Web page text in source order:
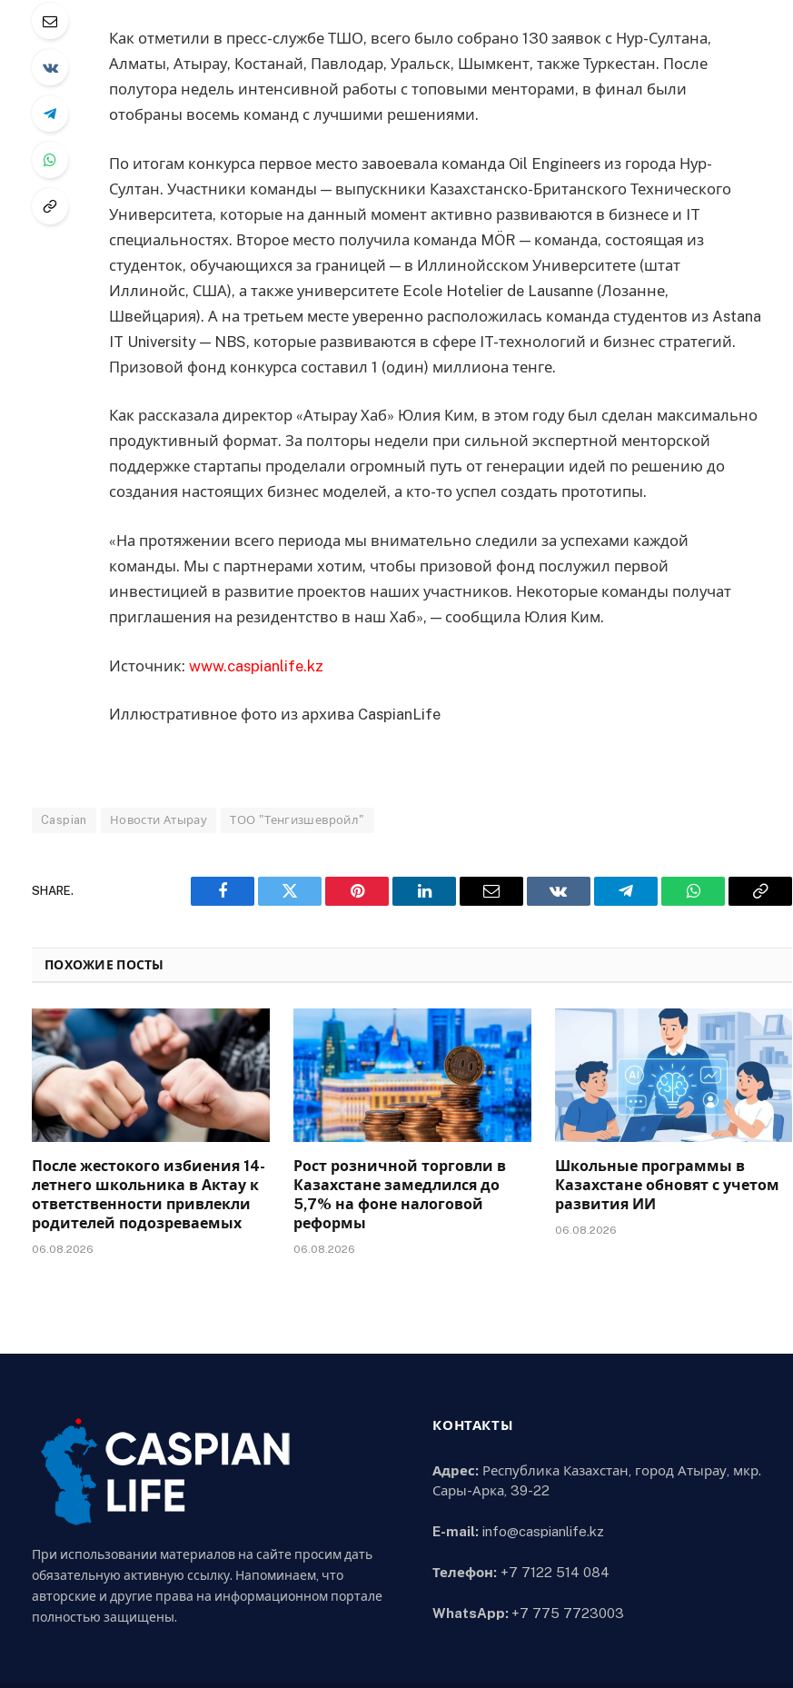
Как отметили в пресс-службе ТШО, всего было собрано 130 заявок с Нур-Султана,
Алматы, Атырау, Костанай, Павлодар, Уральск, Шымкент, также Туркестан. После
полутора недель интенсивной работы с топовыми менторами, в финал были
отобраны восемь команд с лучшими решениями.
По итогам конкурса первое место завоевала команда Oil Engineers из города Нур-
Султан. Участники команды — выпускники Казахстанско-Британского Технического
Университета, которые на данный момент активно развиваются в бизнесе и IT
специальностях. Второе место получила команда MÖR — команда, состоящая из
студенток, обучающихся за границей — в Иллинойсском Университете (штат
Иллинойс, США), а также университете Ecole Hotelier de Lausanne (Лозанне,
Швейцария). А на третьем месте уверенно расположилась команда студентов из Astana
IT University — NBS, которые развиваются в сфере IT-технологий и бизнес стратегий.
Призовой фонд конкурса составил 1 (один) миллиона тенге.
Как рассказала директор «Атырау Хаб» Юлия Ким, в этом году был сделан максимально
продуктивный формат. За полторы недели при сильной экспертной менторской
поддержке стартапы проделали огромный путь от генерации идей по решению до
создания настоящих бизнес моделей, а кто-то успел создать прототипы.
«На протяжении всего периода мы внимательно следили за успехами каждой
команды. Мы с партнерами хотим, чтобы призовой фонд послужил первой
инвестицией в развитие проектов наших участников. Некоторые команды получат
приглашения на резидентство в наш Хаб», — сообщила Юлия Ким.
Источник: www.caspianlife.kz
Иллюстративное фото из архива CaspianLife
Caspian Новости Атырау ТОО "Тенгизшевройл"
SHARE.
Facebook Twitter Pinterest LinkedIn Email VKontakteTelegram WhatsAppCopy
ПОХОЖИЕ ПОСТЫ
После жестокого избиения 14-
летнего школьника в Актау к
ответственности привлекли
родителей подозреваемых
06.08.2026
Рост розничной торговли в
Казахстане замедлился до
5,7% на фоне налоговой
реформы
06.08.2026
Школьные программы в
Казахстане обновят с учетом
развития ИИ
06.08.2026
При использовании материалов на сайте просим дать
обязательную активную ссылку. Напоминаем, что
авторские и другие права на информационном портале
полностью защищены.
КОНТАКТЫ
Адрес: Республика Казахстан, город Атырау, мкр.
Сары-Арка, 39-22
E-mail: info@caspianlife.kz
Телефон: +7 7122 514 084
WhatsApp: +7 775 7723003